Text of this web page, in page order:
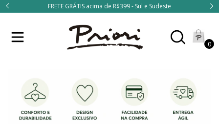
FRETE GRÁTIS acima de R$399 - Sul e Sudeste
0